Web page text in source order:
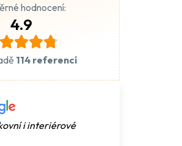
hodnocení:
4.9
114 referencí
i interiérové